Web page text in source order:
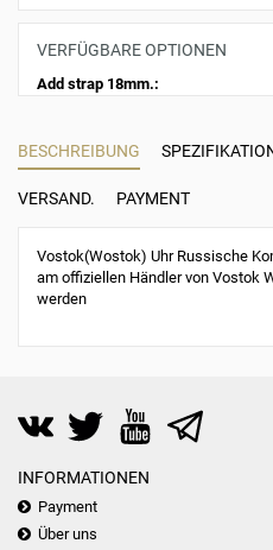
VERFÜGBARE OPTIONEN
Add strap 18mm.:
BESCHREIBUNG
VERSAND. PAYMENT
Vostok(Wostok) Uhr Russische
am offiziellen Händler von Vostok
werden
INFORMATIONEN
Payment
Über uns